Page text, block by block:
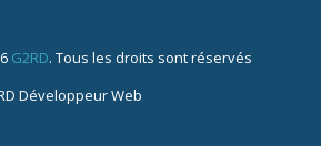
G2RD. Tous les droits sont réservés
Développeur Web